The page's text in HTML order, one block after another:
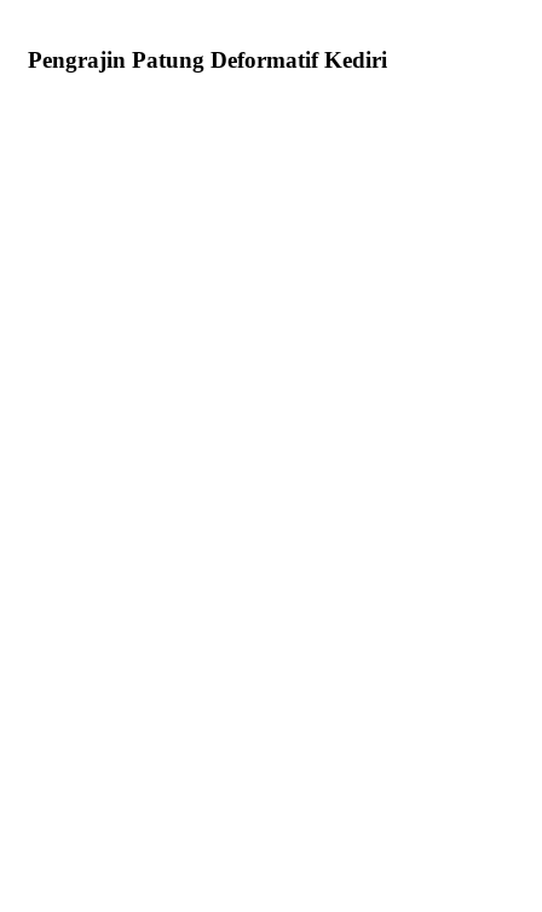
Pengrajin Patung Deformatif Kediri